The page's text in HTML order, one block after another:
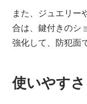
また、ジュエリー
合は、鍵付きのシ
強化して、防犯面
使いやすさ